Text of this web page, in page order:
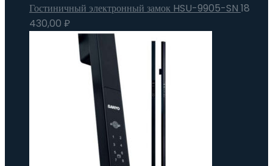
Гостиничный электронный замок HSU-9905-SN 18
430,00 ₽